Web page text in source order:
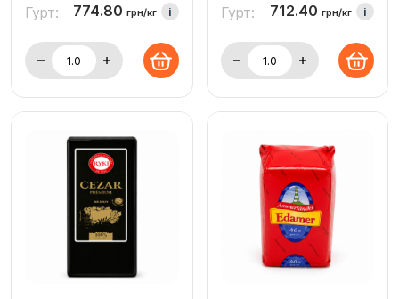
Гурт: 774.80 грн/кг i Гурт: 712.40 грн/кг i